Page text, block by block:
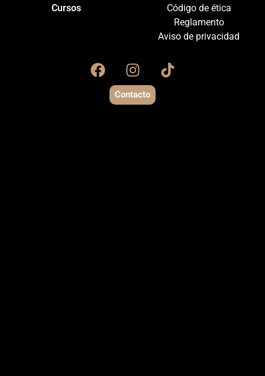
Cursos
Código de ética
Reglamento
Aviso de privacidad
Contacto